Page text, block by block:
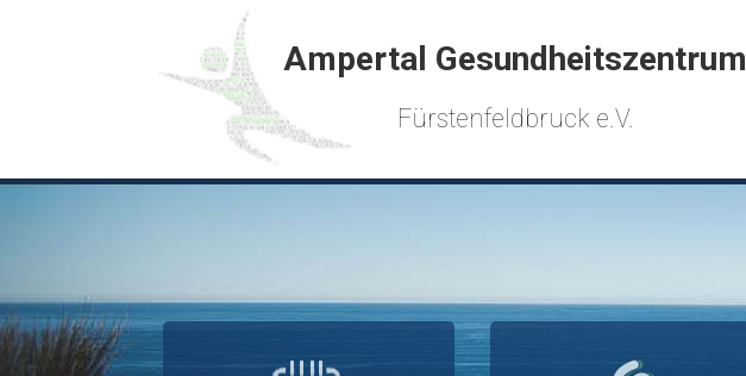
Ampertal Gesundheitszentrum
Fürstenfeldbruck e.V.